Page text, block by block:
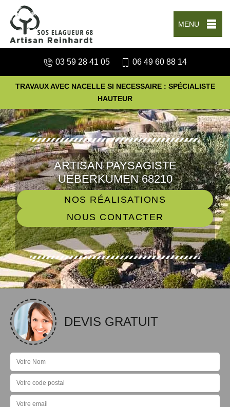
MENU
03 59 28 41 05 06 49 60 88 14
TRAVAUX AVEC NACELLE SI NECESSAIRE : SPÉCIALISTE
HAUTEUR
ARTISAN PAYSAGISTE
UEBERKUMEN 68210
NOS RÉALISATIONS
NOUS CONTACTER
DEVIS GRATUIT